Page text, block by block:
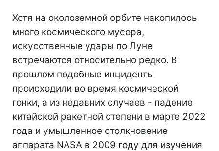
Хотя на околоземной орбите накопилось
много космического мусора,
искусственные удары по Луне
встречаются относительно редко. В
прошлом подобные инциденты
происходили во время космической
гонки, а из недавних случаев - падение
китайской ракетной степени в марте 2022
года и умышленное столкновение
аппарата NASA в 2009 году для изучения